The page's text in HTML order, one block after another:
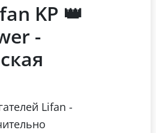
KP 👑
-
Lifan -